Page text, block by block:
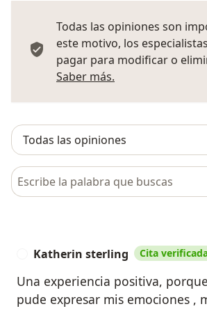
Todas las opiniones son
este motivo, los
pagar para modificar o
Saber más.
Busca en opiniones
Katherin sterling Cita
Una experiencia positiva,
pude expresar mis emociones ,